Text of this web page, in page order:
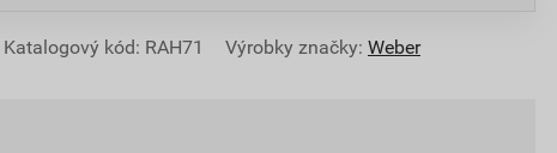
Katalogový kód: RAH71 Výrobky značky: Weber